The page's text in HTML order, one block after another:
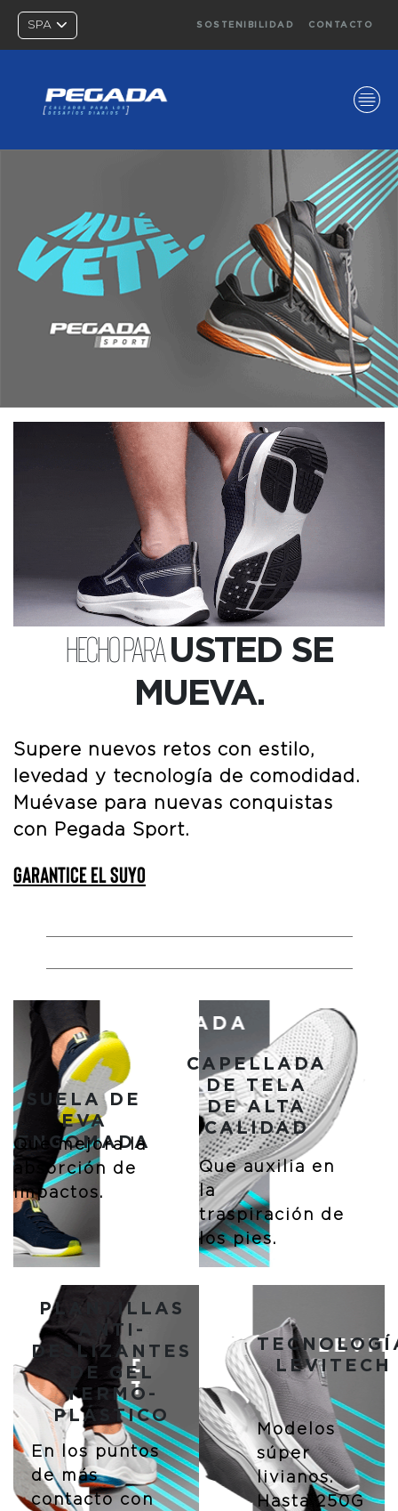
SPA SOSTENIBILIDAD CONTACTO
HECHO PARAUSTED SE
MUEVA.
Supere nuevos retos con estilo,
levedad y tecnología de comodidad.
Muévase para nuevas conquistas
con Pegada Sport.
GARANTICE EL SUYO
SUELA DE
EVA
ENGOMADA
Que mejora la
absorción de
impactos.
CAPELLADA
DE TELA
DE ALTA
CALIDAD
Que auxilia en
la
traspiración de
los pies.
PLANTILLAS
ANTI-
DESLIZANTES
DE GEL
TERMO-
PLÁSTICO
En los puntos
de más
contacto con
LEVITECH
Modelos
súper
livianos.
Hasta 250G